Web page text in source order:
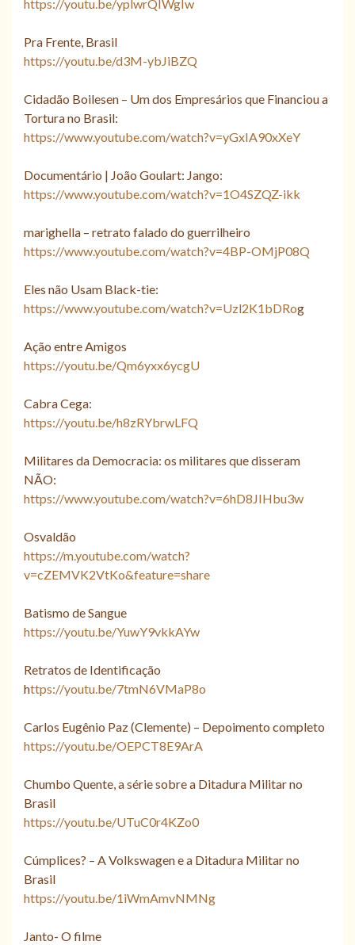
https://youtu.be/yplwrQIWgIw
Pra Frente, Brasil
https://youtu.be/d3M-ybJiBZQ
Cidadão Boilesen – Um dos Empresários que Financiou a
Tortura no Brasil:
https://www.youtube.com/watch?v=yGxIA90xXeY
Documentário | João Goulart: Jango:
https://www.youtube.com/watch?v=1O4SZQZ-ikk
marighella – retrato falado do guerrilheiro
https://www.youtube.com/watch?v=4BP-OMjP08Q
Eles não Usam Black-tie:
https://www.youtube.com/watch?v=Uzl2K1bDRog
Ação entre Amigos
https://youtu.be/Qm6yxx6ycgU
Cabra Cega:
https://youtu.be/h8zRYbrwLFQ
Militares da Democracia: os militares que disseram
NÃO:
https://www.youtube.com/watch?v=6hD8JIHbu3w
Osvaldão
https://m.youtube.com/watch?
v=cZEMVK2VtKo&feature=share
Batismo de Sangue
https://youtu.be/YuwY9vkkAYw
Retratos de Identificação
https://youtu.be/7tmN6VMaP8o
Carlos Eugênio Paz (Clemente) – Depoimento completo
https://youtu.be/OEPCT8E9ArA
Chumbo Quente, a série sobre a Ditadura Militar no
Brasil
https://youtu.be/UTuC0r4KZo0
Cúmplices? – A Volkswagen e a Ditadura Militar no
Brasil
https://youtu.be/1iWmAmvNMNg
Janto- O filme